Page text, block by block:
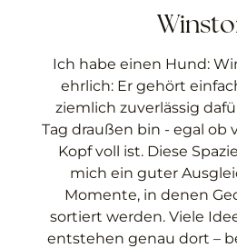
Ich habe einen Hund:
ehrlich: Er gehört
ziemlich zuverlässig
Tag draußen bin - egal ob
Kopf voll ist. Diese
mich ein guter
Momente, in denen
sortiert werden. Viele
entstehen genau dort –